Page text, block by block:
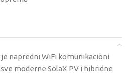
je napredni WiFi komunikacioni
moderne SolaX PV i hibridne